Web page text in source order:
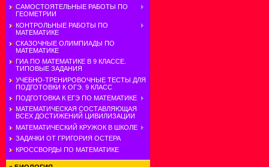
САМОСТОЯТЕЛЬНЫЕ РАБОТЫ ПО
ГЕОМЕТРИИ
КОНТРОЛЬНЫЕ РАБОТЫ ПО
МАТЕМАТИКЕ
СКАЗОЧНЫЕ ОЛИМПИАДЫ ПО
МАТЕМАТИКЕ
ГИА ПО МАТЕМАТИКЕ В 9 КЛАССЕ.
ТИПОВЫЕ ЗАДАНИЯ
УЧЕБНО-ТРЕНИРОВОЧНЫЕ ТЕСТЫ ДЛЯ
ПОДГОТОВКИ К ОГЭ. 9 КЛАСС
ПОДГОТОВКА К ЕГЭ ПО МАТЕМАТИКЕ
МАТЕМАТИЧЕСКАЯ СОСТАВЛЯЮЩАЯ
ВСЕХ ДОСТИЖЕНИЙ ЦИВИЛИЗАЦИИ
МАТЕМАТИЧЕСКИЙ КРУЖОК В ШКОЛЕ
ЗАДАЧКИ ОТ ГРИГОРИЯ ОСТЕРА
КРОССВОРДЫ ПО МАТЕМАТИКЕ